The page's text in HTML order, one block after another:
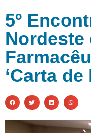
5º
Nordeste
‘Carta de